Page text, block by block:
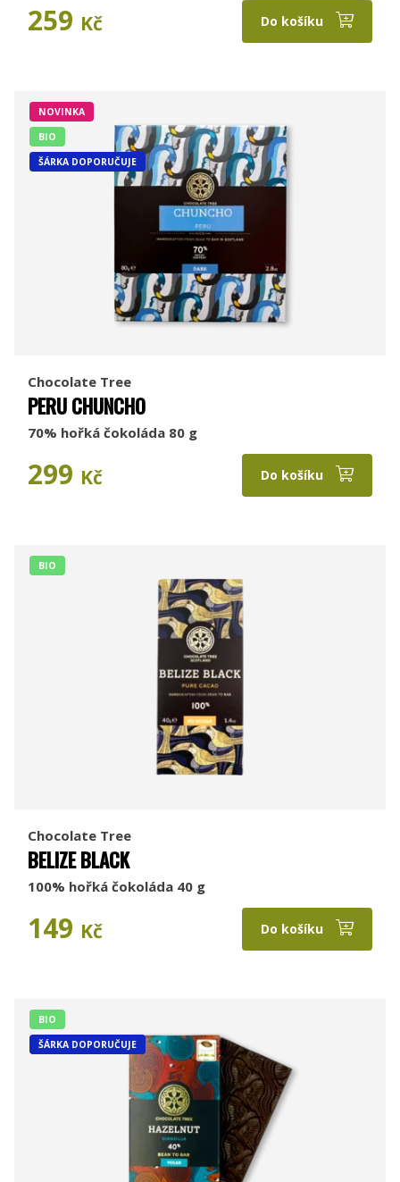
259 Kč Do košíku
NOVINKA
BIO
ŠÁRKA DOPORUČUJE
Chocolate Tree
PERU CHUNCHO
70% hořká čokoláda 80 g
299 Kč Do košíku
BIO
Chocolate Tree
BELIZE BLACK
100% hořká čokoláda 40 g
149 Kč Do košíku
BIO
ŠÁRKA DOPORUČUJE